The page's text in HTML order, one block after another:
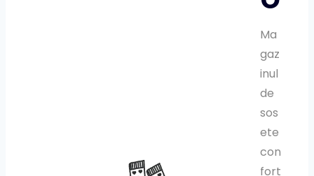
Ma
gaz
inul
de
sos
ete
con
fort